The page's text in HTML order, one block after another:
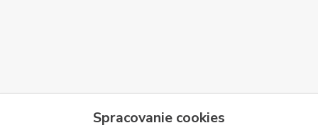
Spracovanie cookies